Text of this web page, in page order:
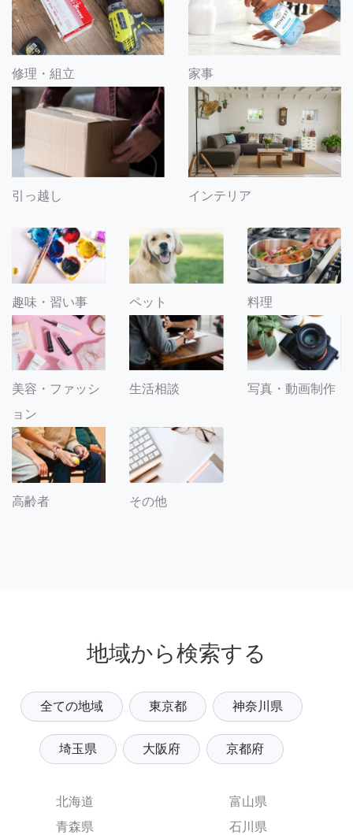
修理・組立 家事
引っ越し インテリア
趣味・習い事 ペット 料理
美容・ファッシ
ョン
生活相談 写真・動画制作
高齢者 その他
地域から検索する
全ての地域 東京都 神奈川県
埼玉県 大阪府 京都府
北海道
青森県
富山県
石川県